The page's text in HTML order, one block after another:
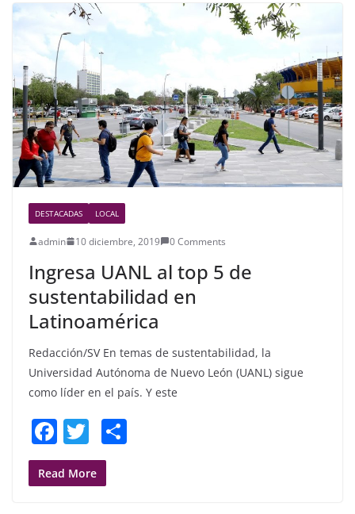
b
o
o
k
DESTACADAS LOCAL
admin 10 diciembre, 2019 0 Comments
Ingresa UANL al top 5 de
sustentabilidad en
Latinoamérica
Redacción/SV En temas de sustentabilidad, la
Universidad Autónoma de Nuevo León (UANL) sigue
como líder en el país. Y este
F
a
c
T
w
itt
Read More